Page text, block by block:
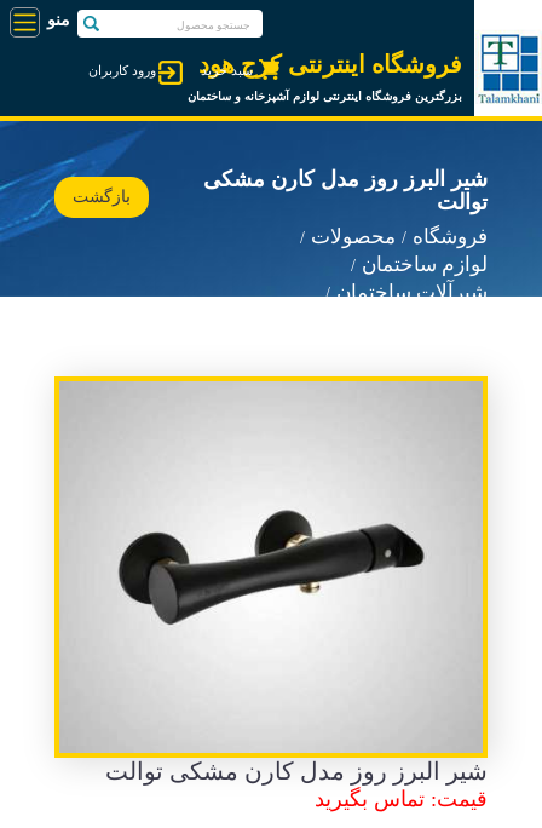
فروشگاه اینترنتی کرج هود
بزرگترین فروشگاه اینترنتی لوازم آشپزخانه و ساختمان
ورود کاربران سبد خرید
شیر البرز روز مدل کارن مشکی
توالت
فروشگاه
محصولات
لوازم ساختمان
شیرآلات ساختمان
بازگشت
شیر البرز روز مدل کارن مشکی توالت
قیمت: تماس بگیرید